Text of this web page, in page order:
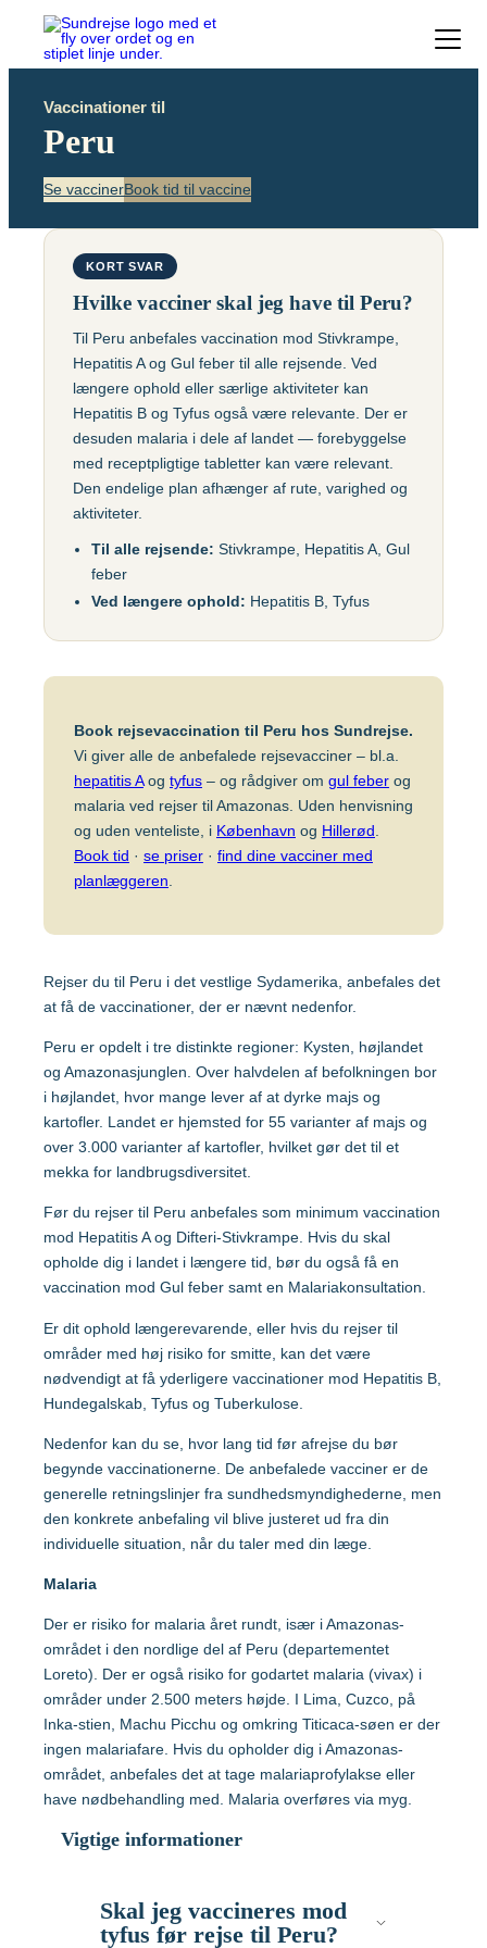
Vacciner
Centraleuropæisk Hjernebetændelse (TBE)
Denguefeber
Gul feber
Helvedesild (Zoster)
Hepatitis A
Hepatitis A+B, barn – Ambirix
Hepatitis B
Influenza
Kighoste (difteri-stivkrampe-kighoste)
Kolera
Malaria
Meningokokker (ACWY)
MFR (MMR)
Mpox-vaccine (Imvanex)
Pneumokokker
Polio
Respiratorisk Syncytialvirus (RSV)
Skoldkopper (Chicken Pox)
Stivkrampe (Difteri-Stivkrampe)
Tuberkulose (BCG)
Tyfus
Vaccination af gravide
Vaccination af børn
Mere viden om
Lommebogen – Din korte rejseguide
Hvilke vacciner er anbefalet?
Søg efter destination
Destinationer
Find over 240 destinationer!
Populære destinationer
Brasilien
Cambodja
Egypten
Etiopien
Indien
Indonesien
Kenya
Myanmar
Nepal
Nigeria
Peru
Sri Lanka
Tanzania
Vietnam
Søg efter destination
Søg og find anbefalinger
Priser
Book vaccination
Vaccinationer til
Peru
Se vaccinerBook tid til vaccine
KORT SVAR
Hvilke vacciner skal jeg have til Peru?
Til Peru anbefales vaccination mod Stivkrampe,
Hepatitis A og Gul feber til alle rejsende. Ved
længere ophold eller særlige aktiviteter kan
Hepatitis B og Tyfus også være relevante. Der er
desuden malaria i dele af landet — forebyggelse
med receptpligtige tabletter kan være relevant.
Den endelige plan afhænger af rute, varighed og
aktiviteter.
Til alle rejsende: Stivkrampe, Hepatitis A, Gul
feber
Ved længere ophold: Hepatitis B, Tyfus
Book rejsevaccination til Peru hos Sundrejse.
Vi giver alle de anbefalede rejsevacciner – bl.a.
hepatitis Aog tyfus – og rådgiver om gul feber og
malaria ved rejser til Amazonas. Uden henvisning
og uden venteliste, i København og Hillerød
Book tid · se priser · find dine vacciner med
planlæggeren
Rejser du til Peru i det vestlige Sydamerika, anbefales det
at få de vaccinationer, der er nævnt nedenfor.
Peru er opdelt i tre distinkte regioner: Kysten, højlandet
og Amazonasjunglen. Over halvdelen af befolkningen bor
i højlandet, hvor mange lever af at dyrke majs og
kartofler. Landet er hjemsted for 55 varianter af majs og
over 3.000 varianter af kartofler, hvilket gør det til et
mekka for landbrugsdiversitet.
Før du rejser til Peru anbefales som minimum vaccination
mod Hepatitis A og Difteri-Stivkrampe. Hvis du skal
opholde dig i landet i længere tid, bør du også få en
vaccination mod Gul feber samt en Malariakonsultation.
Er dit ophold længerevarende, eller hvis du rejser til
områder med høj risiko for smitte, kan det være
nødvendigt at få yderligere vaccinationer mod Hepatitis B,
Hundegalskab, Tyfus og Tuberkulose.
Nedenfor kan du se, hvor lang tid før afrejse du bør
begynde vaccinationerne. De anbefalede vacciner er de
generelle retningslinjer fra sundhedsmyndighederne, men
den konkrete anbefaling vil blive justeret ud fra din
individuelle situation, når du taler med din læge.
Malaria
Der er risiko for malaria året rundt, især i Amazonas-
området i den nordlige del af Peru (departementet
Loreto). Der er også risiko for godartet malaria (vivax) i
områder under 2.500 meters højde. I Lima, Cuzco, på
Inka-stien, Machu Picchu og omkring Titicaca-søen er der
ingen malariafare. Hvis du opholder dig i Amazonas-
området, anbefales det at tage malariaprofylakse eller
have nødbehandling med. Malaria overføres via myg.
Vigtige informationer
Skal jeg vaccineres mod
tyfus før rejse til Peru?